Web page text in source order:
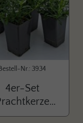
Nr.: 3934
4er-Set
White'